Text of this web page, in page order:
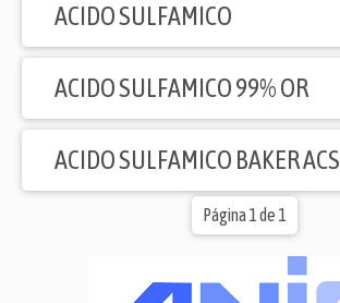
ACIDO SULFAMICO
ACIDO SULFAMICO 99% OR
ACIDO SULFAMICO BAKER ACS
Página 1 de 1